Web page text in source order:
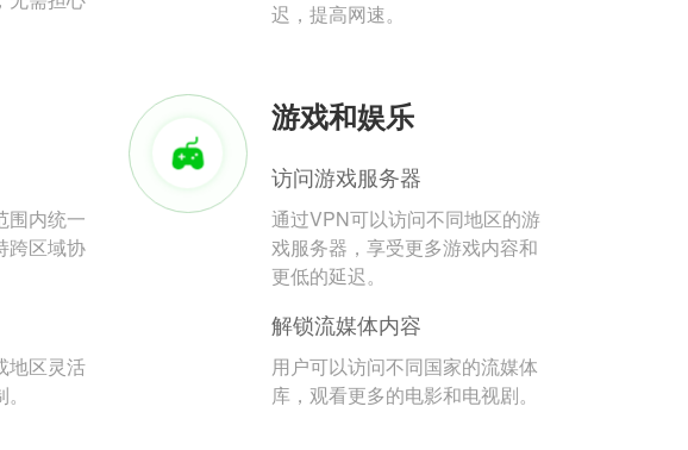
迟，提高网速。
围内统一
跨区域协
地区灵活
游戏和娱乐
访问游戏服务器
通过VPN可以访问不同地区的游
戏服务器，享受更多游戏内容和
更低的延迟。
解锁流媒体内容
用户可以访问不同国家的流媒体
库，观看更多的电影和电视剧。